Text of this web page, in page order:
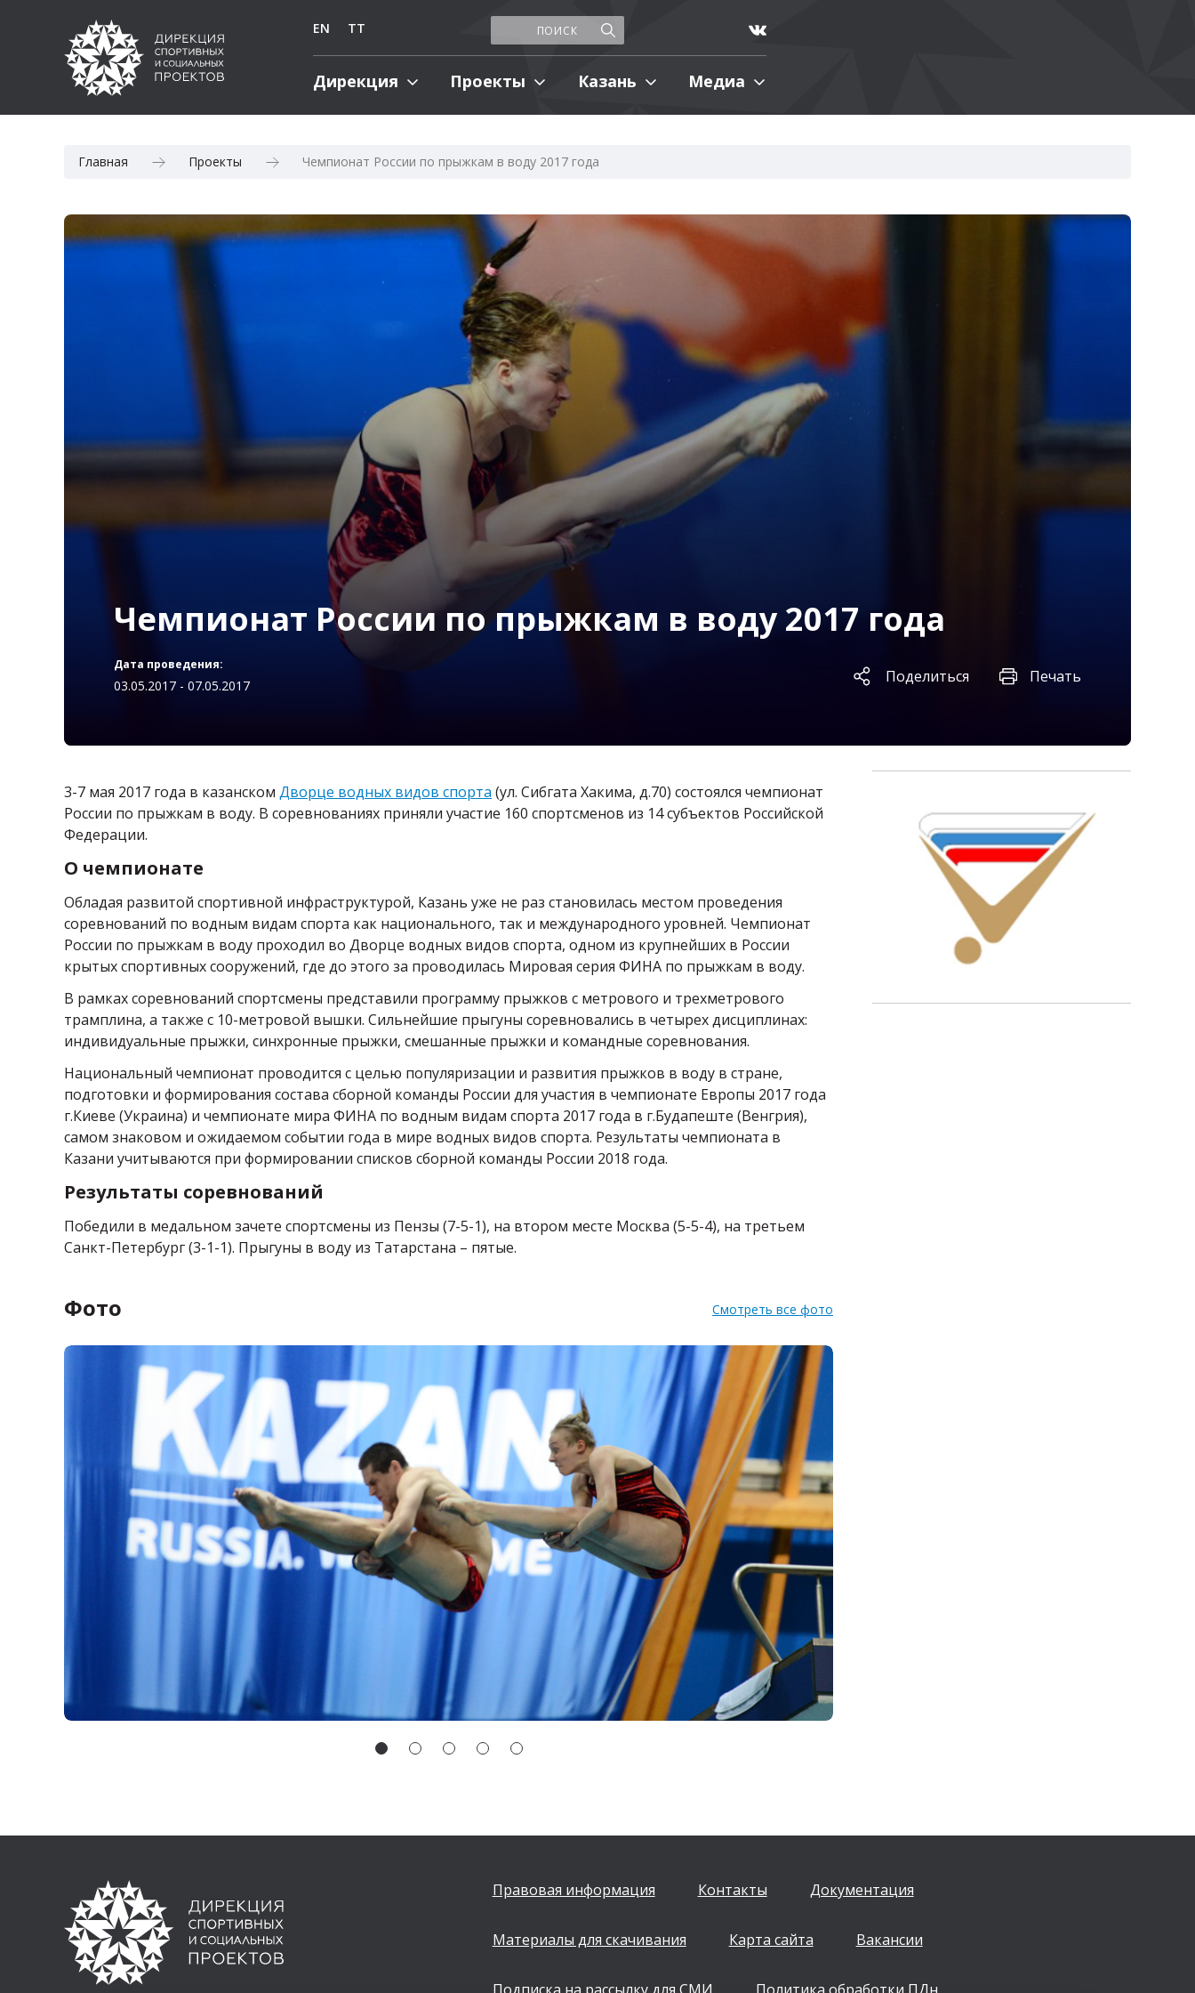
EN TT
Дирекция Проекты Казань Медиа
Главная Проекты Чемпионат России по прыжкам в воду 2017 года
Чемпионат России по прыжкам в воду 2017 года
Дата проведения:
03.05.2017 - 07.05.2017 Поделиться Печать
3-7 мая 2017 года в казанском Дворце водных видов спорта (ул. Сибгата Хакима, д.70) состоялся чемпионат
России по прыжкам в воду. В соревнованиях приняли участие 160 спортсменов из 14 субъектов Российской
Федерации.
О чемпионате
Обладая развитой спортивной инфраструктурой, Казань уже не раз становилась местом проведения
соревнований по водным видам спорта как национального, так и международного уровней. Чемпионат
России по прыжкам в воду проходил во Дворце водных видов спорта, одном из крупнейших в России
крытых спортивных сооружений, где до этого за проводилась Мировая серия ФИНА по прыжкам в воду.
В рамках соревнований спортсмены представили программу прыжков с метрового и трехметрового
трамплина, а также с 10-метровой вышки. Сильнейшие прыгуны соревновались в четырех дисциплинах:
индивидуальные прыжки, синхронные прыжки, смешанные прыжки и командные соревнования.
Национальный чемпионат проводится с целью популяризации и развития прыжков в воду в стране,
подготовки и формирования состава сборной команды России для участия в чемпионате Европы 2017 года
г.Киеве (Украина) и чемпионате мира ФИНА по водным видам спорта 2017 года в г.Будапеште (Венгрия),
самом знаковом и ожидаемом событии года в мире водных видов спорта. Результаты чемпионата в
Казани учитываются при формировании списков сборной команды России 2018 года.
Результаты соревнований
Победили в медальном зачете спортсмены из Пензы (7-5-1), на втором месте Москва (5-5-4), на третьем
Санкт-Петербург (3-1-1). Прыгуны в воду из Татарстана – пятые.
Фото Смотреть все фото
Правовая информация Контакты Документация
Материалы для скачивания Карта сайта Вакансии